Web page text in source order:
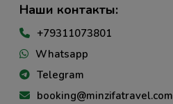
Наши контакты:
+79311073801
Whatsapp
Telegram
booking@minzifatravel.com